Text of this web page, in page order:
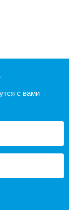
с вами